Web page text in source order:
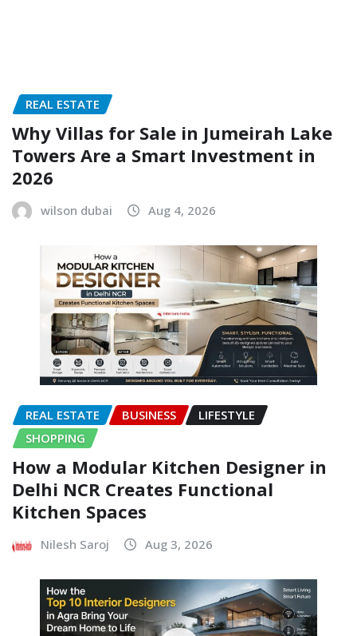
REAL ESTATE
Why Villas for Sale in Jumeirah Lake
Towers Are a Smart Investment in
2026
wilson dubai Aug 4, 2026
REAL ESTATE BUSINESS
LIFESTYLE
SHOPPING
How a Modular Kitchen Designer in
Delhi NCR Creates Functional
Kitchen Spaces
Nilesh Saroj Aug 3, 2026